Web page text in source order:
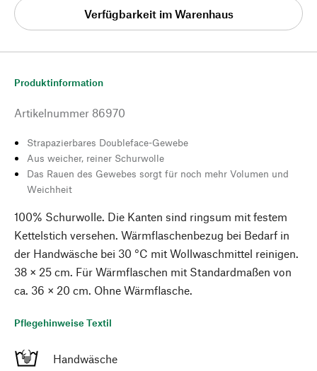
Verfügbarkeit im Warenhaus
Produktinformation
Artikelnummer 86970
Strapazierbares Doubleface-Gewebe
Aus weicher, reiner Schurwolle
Das Rauen des Gewebes sorgt für noch mehr Volumen und
Weichheit
100% Schurwolle. Die Kanten sind ringsum mit festem
Kettelstich versehen. Wärmflaschenbezug bei Bedarf in
der Handwäsche bei 30 °C mit Wollwaschmittel reinigen.
38 × 25 cm. Für Wärmflaschen mit Standardmaßen von
ca. 36 × 20 cm. Ohne Wärmflasche.
Pflegehinweise Textil
Handwäsche